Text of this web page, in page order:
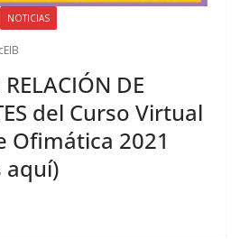
NOTICIAS
DE
del Curso Virtual
Ofimática 2021
aquí)